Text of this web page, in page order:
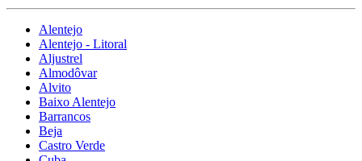
Alentejo
Alentejo - Litoral
Aljustrel
Almodôvar
Alvito
Baixo Alentejo
Barrancos
Beja
Castro Verde